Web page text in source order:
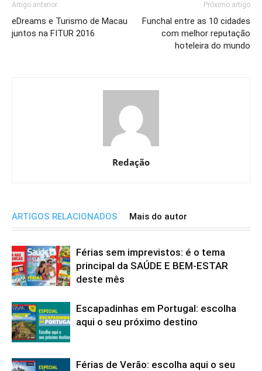
Artigo anterior
eDreams e Turismo de Macau
juntos na FITUR 2016
Próximo artigo
Funchal entre as 10 cidades
com melhor reputação
hoteleira do mundo
Redação
ARTIGOS RELACIONADOS Mais do autor
Férias sem imprevistos: é o tema
principal da SAÚDE E BEM-ESTAR
deste mês
Escapadinhas em Portugal: escolha
aqui o seu próximo destino
Férias de Verão: escolha aqui o seu